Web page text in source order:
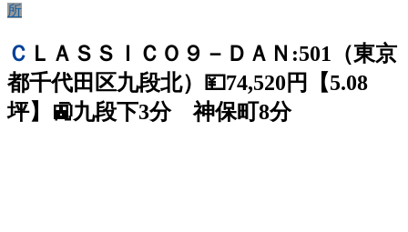
所
ＣＬＡＳＳＩＣＯ９－ＤＡＮ:501（東京
都千代田区九段北）💴74,520円【5.08
坪】🚉九段下3分 神保町8分